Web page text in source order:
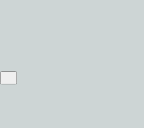
for